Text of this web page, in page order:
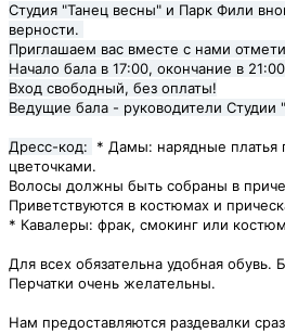
Студия "Танец весны" и Парк Фили
верности.
Приглашаем вас вместе с нами
Начало бала в 17:00, окончание в
Вход свободный, без оплаты!
Ведущие бала - руководители Студии
Дресс-код:
* Дамы: нарядные платья
цветочками.
Волосы должны быть собраны в
Приветствуются в костюмах и
* Кавалеры: фрак, смокинг или
Для всех обязательна удобная
Перчатки очень желательны.
Нам предоставляются раздевалки